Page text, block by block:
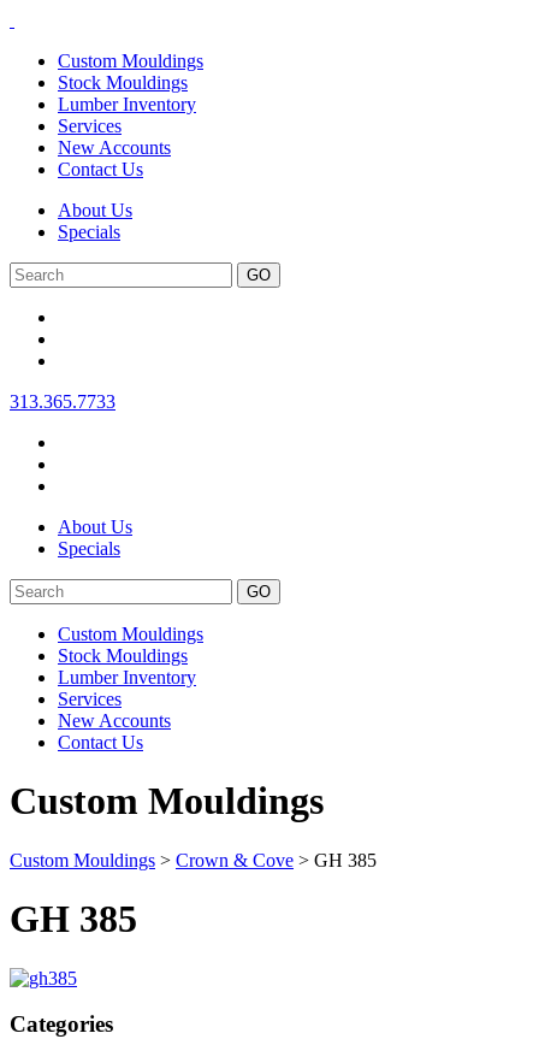
Custom Mouldings
Stock Mouldings
Lumber Inventory
Services
New Accounts
Contact Us
About Us
Specials
Search
313.365.7733
About Us
Specials
Search
Custom Mouldings
Stock Mouldings
Lumber Inventory
Services
New Accounts
Contact Us
Custom Mouldings
Custom Mouldings > Crown & Cove > GH 385
GH 385
Categories